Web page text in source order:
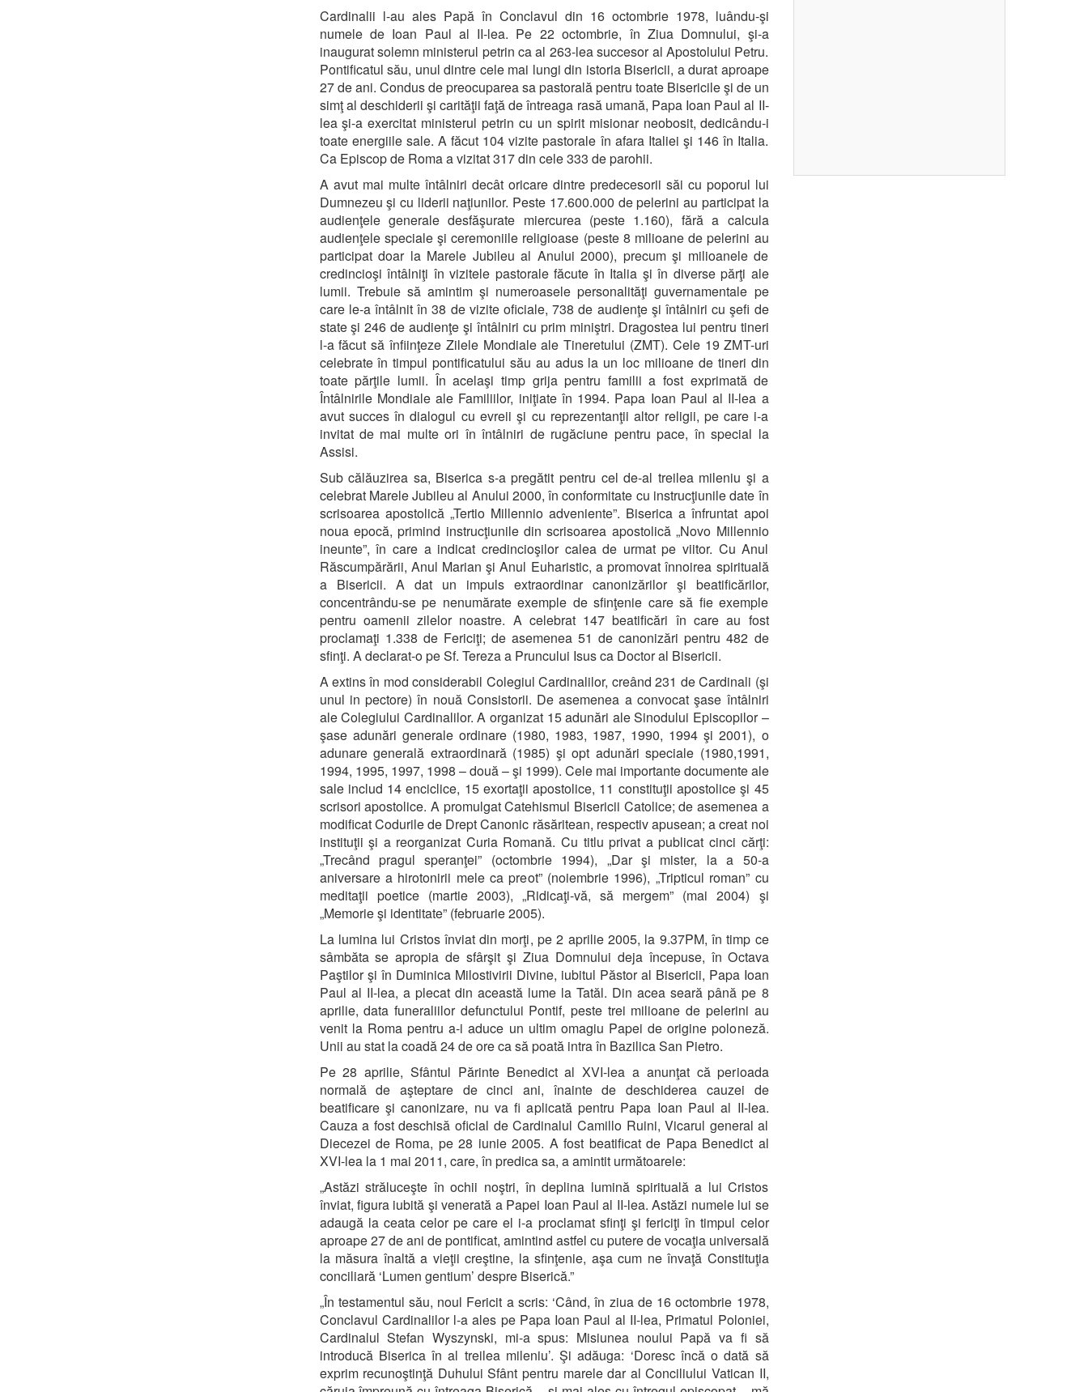
Cardinalii l-au ales Papă în Conclavul din 16 octombrie 1978, luându-şi
numele de Ioan Paul al II-lea. Pe 22 octombrie, în Ziua Domnului, şi-a
inaugurat solemn ministerul petrin ca al 263-lea succesor al Apostolului Petru.
Pontificatul său, unul dintre cele mai lungi din istoria Bisericii, a durat aproape
27 de ani. Condus de preocuparea sa pastorală pentru toate Bisericile şi de un
simţ al deschiderii şi carităţii faţă de întreaga rasă umană, Papa Ioan Paul al II-
lea şi-a exercitat ministerul petrin cu un spirit misionar neobosit, dedicându-i
toate energiile sale. A făcut 104 vizite pastorale în afara Italiei şi 146 în Italia.
Ca Episcop de Roma a vizitat 317 din cele 333 de parohii.
A avut mai multe întâlniri decât oricare dintre predecesorii săi cu poporul lui
Dumnezeu şi cu liderii naţiunilor. Peste 17.600.000 de pelerini au participat la
audienţele generale desfăşurate miercurea (peste 1.160), fără a calcula
audienţele speciale şi ceremoniile religioase (peste 8 milioane de pelerini au
participat doar la Marele Jubileu al Anului 2000), precum şi milioanele de
credincioşi întâlniţi în vizitele pastorale făcute în Italia şi în diverse părţi ale
lumii. Trebuie să amintim şi numeroasele personalităţi guvernamentale pe
care le-a întâlnit în 38 de vizite oficiale, 738 de audienţe şi întâlniri cu şefi de
state şi 246 de audienţe şi întâlniri cu prim miniştri. Dragostea lui pentru tineri
l-a făcut să înfiinţeze Zilele Mondiale ale Tineretului (ZMT). Cele 19 ZMT-uri
celebrate în timpul pontificatului său au adus la un loc milioane de tineri din
toate părţile lumii. În acelaşi timp grija pentru familii a fost exprimată de
Întâlnirile Mondiale ale Familiilor, iniţiate în 1994. Papa Ioan Paul al II-lea a
avut succes în dialogul cu evreii şi cu reprezentanţii altor religii, pe care i-a
invitat de mai multe ori în întâlniri de rugăciune pentru pace, în special la
Assisi.
Sub călăuzirea sa, Biserica s-a pregătit pentru cel de-al treilea mileniu şi a
celebrat Marele Jubileu al Anului 2000, în conformitate cu instrucţiunile date în
scrisoarea apostolică „Tertio Millennio adveniente”. Biserica a înfruntat apoi
noua epocă, primind instrucţiunile din scrisoarea apostolică „Novo Millennio
ineunte”, în care a indicat credincioşilor calea de urmat pe viitor. Cu Anul
Răscumpărării, Anul Marian şi Anul Euharistic, a promovat înnoirea spirituală
a Bisericii. A dat un impuls extraordinar canonizărilor şi beatificărilor,
concentrându-se pe nenumărate exemple de sfinţenie care să fie exemple
pentru oamenii zilelor noastre. A celebrat 147 beatificări în care au fost
proclamaţi 1.338 de Fericiţi; de asemenea 51 de canonizări pentru 482 de
sfinţi. A declarat-o pe Sf. Tereza a Pruncului Isus ca Doctor al Bisericii.
A extins în mod considerabil Colegiul Cardinalilor, creând 231 de Cardinali (şi
unul in pectore) în nouă Consistorii. De asemenea a convocat şase întâlniri
ale Colegiului Cardinalilor. A organizat 15 adunări ale Sinodului Episcopilor –
şase adunări generale ordinare (1980, 1983, 1987, 1990, 1994 şi 2001), o
adunare generală extraordinară (1985) şi opt adunări speciale (1980,1991,
1994, 1995, 1997, 1998 – două – şi 1999). Cele mai importante documente ale
sale includ 14 enciclice, 15 exortaţii apostolice, 11 constituţii apostolice şi 45
scrisori apostolice. A promulgat Catehismul Bisericii Catolice; de asemenea a
modificat Codurile de Drept Canonic răsăritean, respectiv apusean; a creat noi
instituţii şi a reorganizat Curia Romană. Cu titlu privat a publicat cinci cărţi:
„Trecând pragul speranţei” (octombrie 1994), „Dar şi mister, la a 50-a
aniversare a hirotonirii mele ca preot” (noiembrie 1996), „Tripticul roman” cu
meditaţii poetice (martie 2003), „Ridicaţi-vă, să mergem” (mai 2004) şi
„Memorie şi identitate” (februarie 2005).
La lumina lui Cristos înviat din morţi, pe 2 aprilie 2005, la 9.37PM, în timp ce
sâmbăta se apropia de sfârşit şi Ziua Domnului deja începuse, în Octava
Paştilor şi în Duminica Milostivirii Divine, iubitul Păstor al Bisericii, Papa Ioan
Paul al II-lea, a plecat din această lume la Tatăl. Din acea seară până pe 8
aprilie, data funeraliilor defunctului Pontif, peste trei milioane de pelerini au
venit la Roma pentru a-i aduce un ultim omagiu Papei de origine poloneză.
Unii au stat la coadă 24 de ore ca să poată intra în Bazilica San Pietro.
Pe 28 aprilie, Sfântul Părinte Benedict al XVI-lea a anunţat că perioada
normală de aşteptare de cinci ani, înainte de deschiderea cauzei de
beatificare şi canonizare, nu va fi aplicată pentru Papa Ioan Paul al II-lea.
Cauza a fost deschisă oficial de Cardinalul Camillo Ruini, Vicarul general al
Diecezei de Roma, pe 28 iunie 2005. A fost beatificat de Papa Benedict al
XVI-lea la 1 mai 2011, care, în predica sa, a amintit următoarele:
„Astăzi străluceşte în ochii noştri, în deplina lumină spirituală a lui Cristos
înviat, figura iubită şi venerată a Papei Ioan Paul al II-lea. Astăzi numele lui se
adaugă la ceata celor pe care el i-a proclamat sfinţi şi fericiţi în timpul celor
aproape 27 de ani de pontificat, amintind astfel cu putere de vocaţia universală
la măsura înaltă a vieţii creştine, la sfinţenie, aşa cum ne învaţă Constituţia
conciliară ‘Lumen gentium’ despre Biserică.”
„În testamentul său, noul Fericit a scris: ‘Când, în ziua de 16 octombrie 1978,
Conclavul Cardinalilor l-a ales pe Papa Ioan Paul al II-lea, Primatul Poloniei,
Cardinalul Stefan Wyszynski, mi-a spus: Misiunea noului Papă va fi să
introducă Biserica în al treilea mileniu’. Şi adăuga: ‘Doresc încă o dată să
exprim recunoştinţă Duhului Sfânt pentru marele dar al Conciliului Vatican II,